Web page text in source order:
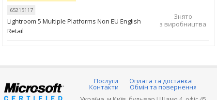
65215117
Lightroom 5 Multiple Platforms Non EU English
Retail
Знято
з виробництва
Послуги Оплата та доставка
Контакти
Обмін та повернення